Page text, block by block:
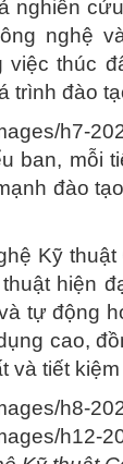
nghiên
nghệ
thúc
trình đào
ban, mỗi
đào
Kỹ
hiện
tự động
cao,
và tiết